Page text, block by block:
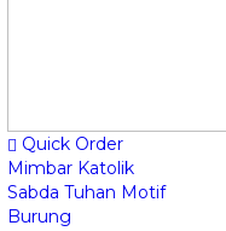
Quick Order
Mimbar Katolik
Sabda Tuhan Motif
Burung